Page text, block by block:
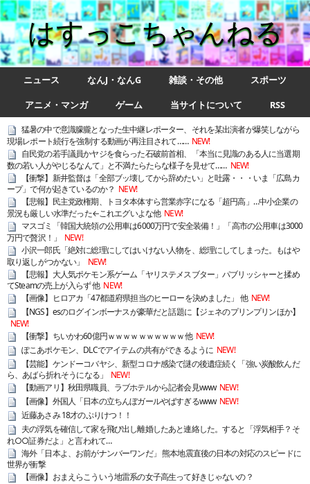
はすっこちゃんねる
ニュース なんJ・なんG 雑談・その他
スポーツ
アニメ・マンガ
ゲーム 当サイトについて RSS
猛暑の中で意識朦朧となった生中継レポーター、それを某出演者が爆笑しながら
現場レポート続行を強制する動画が再注目されて…… NEW!
自民党の若手議員かヤジを食らった石破前首相、「本当に見識のある人に当選期
数の若い人がやじるなんて」と不満たらたらな様子を見せて…… NEW!
【衝撃】新井監督は「全部ブッ壊してから辞めたい」と吐露・・・いま「広島カ
ープ」で何が起きているのか？ NEW!
【悲報】民主党政権期、トヨタ本体すら営業赤字になる「超円高」…中小企業の
景況も厳しい水準だった←これエグいよな他 NEW!
マスゴミ「韓国大統領の公用車は6000万円で安全装備！」「高市の公用車は3000
万円で贅沢！」
NEW!
小沢一郎氏「絶対に総理にしてはいけない人物を、総理にしてしまった。もはや
取り返しがつかない」
NEW!
【悲報】大人気ポケモン系ゲーム「ヤリステメスブター」パブリッシャーと揉め
てSteamの売上が入らず 他 NEW!
【画像】ヒロアカ「47都道府県担当のヒーローを決めました」 他 NEW!
【NGS】esのログインボーナスが豪華だと話題に【ジェネのプリンプリンほか】
NEW!
【衝撃】ちいかわ60億円ｗｗｗｗｗｗｗｗｗｗ他 NEW!
ぽこあポケモン、DLCでアイテムの共有ができるように NEW!
【芸能】ケンドーコバヤシ、新型コロナ感染で謎の後遺症続く「強い炭酸飲んだ
ら、あばら折れそうになる」
NEW!
【動画アリ】秋田県職員、ラブホテルから記者会見www NEW!
【画像】外国人「日本の立ちんぼガールやばすぎるwww NEW!
近藤あさみ 18才のぷりけつ！！
夫の浮気を確信して家を飛び出し離婚したあと連絡した。すると「浮気相手？そ
れ○○証券だよ」と言われて…
海外「日本よ、お前がナンバーワンだ」 熊本地震直後の日本の対応のスピードに
世界が衝撃
【画像】おまえらこういう地雷系の女子高生って好きじゃないの？